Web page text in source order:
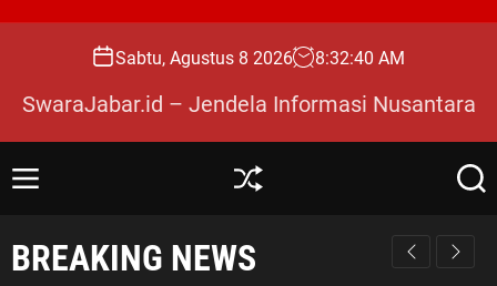
Sabtu, Agustus 8 2026 8:32:41 AM
SwaraJabar.id – Jendela Informasi Nusantara
M
u
S
ff
S
r
BREAKING NEWS